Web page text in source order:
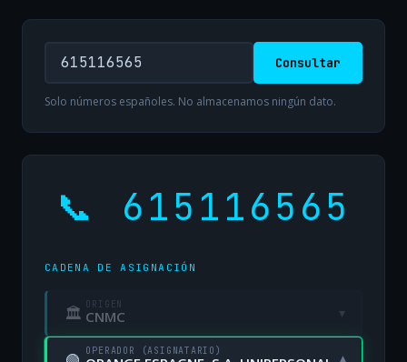
Consultar
Solo números españoles. No almacenamos ningún dato.
📞 615116565
CADENA DE ASIGNACIÓN
🏛 ORIGEN
CNMC ▾
OPERADOR (ASIGNATARIO)